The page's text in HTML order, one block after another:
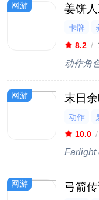
网游 姜饼
卡牌
竞技
8.2 /
动作角
网游 末日
动作
10.0 /
Farlight
网游 弓箭